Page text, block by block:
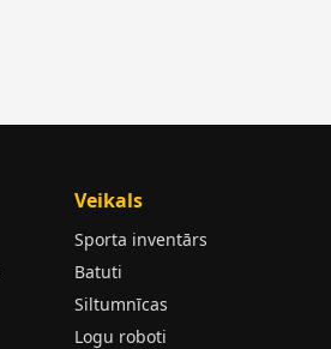
Veikals
Sporta inventārs
Batuti
Siltumnīcas
Logu roboti